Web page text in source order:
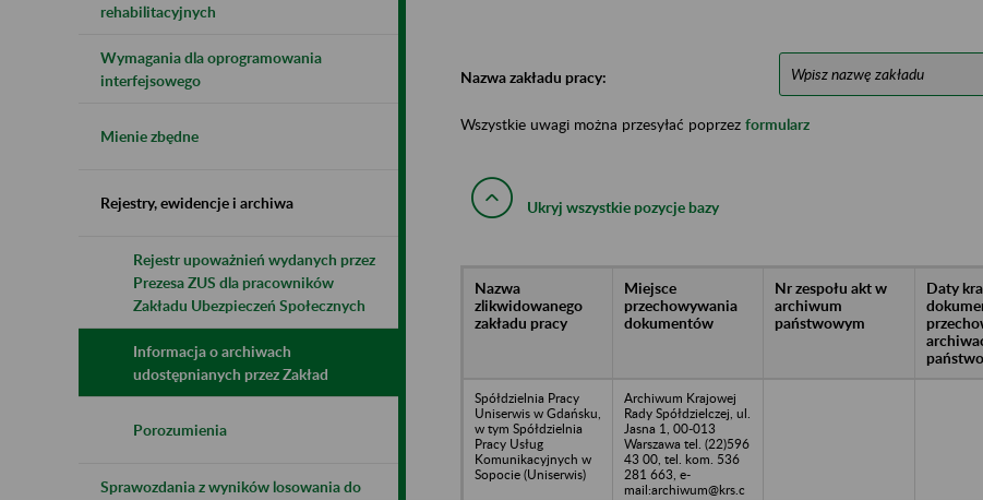
rehabilitacyjnych
Wymagania dla oprogramowania
interfejsowego
Mienie zbędne
Rejestry, ewidencje i archiwa
Rejestr upoważnień wydanych przez
Prezesa ZUS dla pracowników
Zakładu Ubezpieczeń Społecznych
Informacja o archiwach
udostępnianych przez Zakład
Porozumienia
Sprawozdania z wyników losowania do
Nazwa zakładu pracy:
Wszystkie uwagi można przesyłać poprzez formularz
Ukryj wszystkie pozycje bazy
Nazwa
zlikwidowanego
zakładu pracy
Miejsce
przechowywania
dokumentów
Nr zespołu akt w
archiwum
państwowym
Daty
Spółdzielnia Pracy
Uniserwis w Gdańsku,
w tym Spółdzielnia
Pracy Usług
Komunikacyjnych w
Sopocie (Uniserwis)
Archiwum Krajowej
Rady Spółdzielczej, ul.
Jasna 1, 00-013
Warszawa tel. (22)596
43 00, tel. kom. 536
281 663, e-
mail:archiwum@krs.c